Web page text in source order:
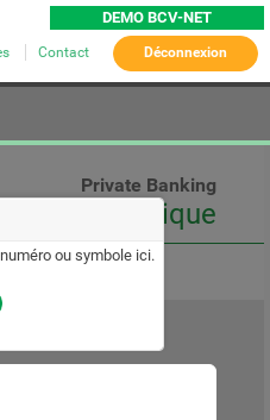
DEMO BCV-NET
Déconnexion
Contact
Private Banking
Classique
ou symbole ici.